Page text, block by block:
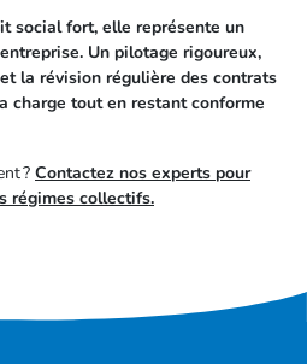
social fort, elle représente un
Un pilotage rigoureux,
la révision régulière des contrats
charge tout en restant conforme
? Contactez nos experts pour
régimes collectifs.